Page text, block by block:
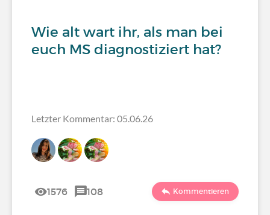
Wie alt wart ihr, als man bei
euch MS diagnostiziert hat?
Letzter Kommentar: 05.06.26
1576 108 Kommentieren